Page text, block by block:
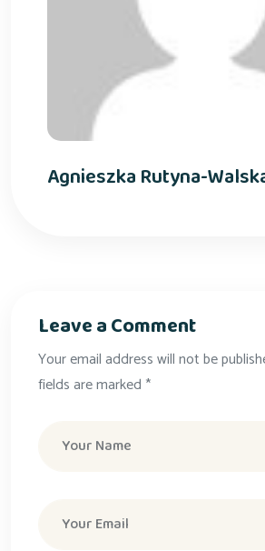
Agnieszka Rutyna-
Leave a Comment
Your email address will not be
fields are marked *